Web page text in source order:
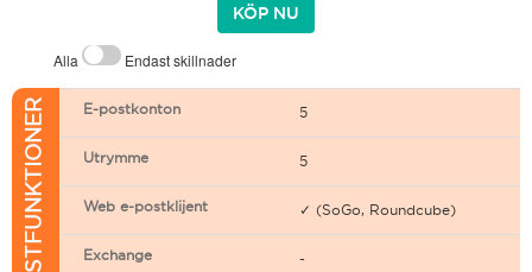
KÖP NU
Alla Endast skillnader
E-POSTFUNKTIONER E-postkonton 5
Utrymme 5
Web e-postklijent ✓ (SoGo, Roundcube)
Exchange -